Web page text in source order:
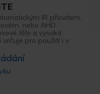
IR přísvitem,
nebo AHD
tělo a vysoká
určuje pro použití i v